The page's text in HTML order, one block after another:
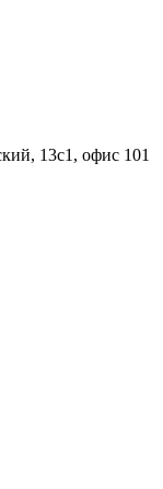
13с1, офис 101